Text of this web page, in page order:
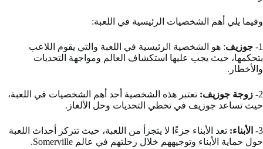
وفيما يلي أهم الشخصيات الرئيسية في اللعبة:
1- جوزيف: هو الشخصية الرئيسية في اللعبة والتي يقوم اللاعب
بتحكمها، حيث يجب عليها استكشاف العالم ومواجهة التحديات
والأخطار.
2- زوجة جوزيف: تعتبر هذه الشخصية أحد أهم الشخصيات في اللعبة،
حيث تساعد جوزيف في تخطي التحديات وحل الألغاز.
3- الأبناء: تعد الأبناء جزءًا لا يتجزأ من اللعبة، حيث تتركز أحداث اللعبة
حول حماية الأبناء وتوجيههم خلال رحلتهم في عالم Somerville.